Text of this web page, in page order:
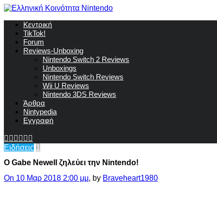
Κεντρική
TikTok!
Forum
Reviews-Unboxing
Nintendo Switch 2 Reviews
Unboxings
Nintendo Switch Reviews
Wii U Reviews
Nintendo 3DS Reviews
Άρθρα
Nintypedia
Εγγραφή
Ειδήσεις 1
O Gabe Newell ζηλεύει την Nintendo!
On 10 Μαρ 2018 2:00 μμ, by Braveheart1980